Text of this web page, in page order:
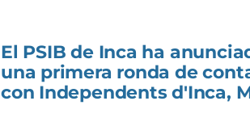
El PSIB de Inca ha
una primera ronda de
con Independents d'Inca,